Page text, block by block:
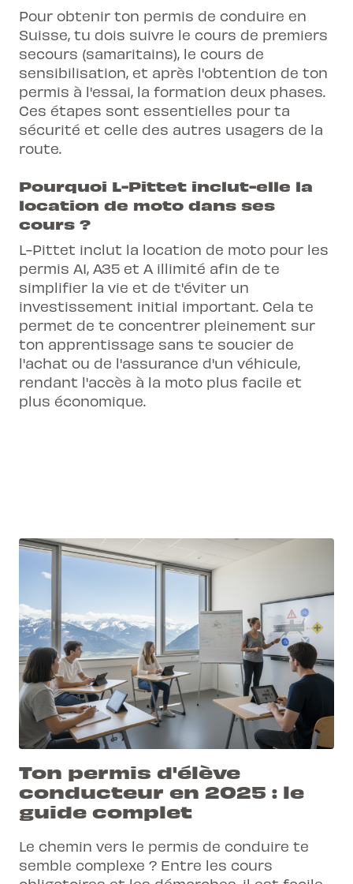
Pour obtenir ton permis de conduire en
Suisse, tu dois suivre le cours de premiers
secours (samaritains), le cours de
sensibilisation, et après l'obtention de ton
permis à l'essai, la formation deux phases.
Ces étapes sont essentielles pour ta
sécurité et celle des autres usagers de la
route.
Pourquoi L-Pittet inclut-elle la
location de moto dans ses
cours ?
L-Pittet inclut la location de moto pour les
permis A1, A35 et A illimité afin de te
simplifier la vie et de t'éviter un
investissement initial important. Cela te
permet de te concentrer pleinement sur
ton apprentissage sans te soucier de
l'achat ou de l'assurance d'un véhicule,
rendant l'accès à la moto plus facile et
plus économique.
Ton permis d'élève
conducteur en 2025 : le
guide complet
Le chemin vers le permis de conduire te
semble complexe ? Entre les cours